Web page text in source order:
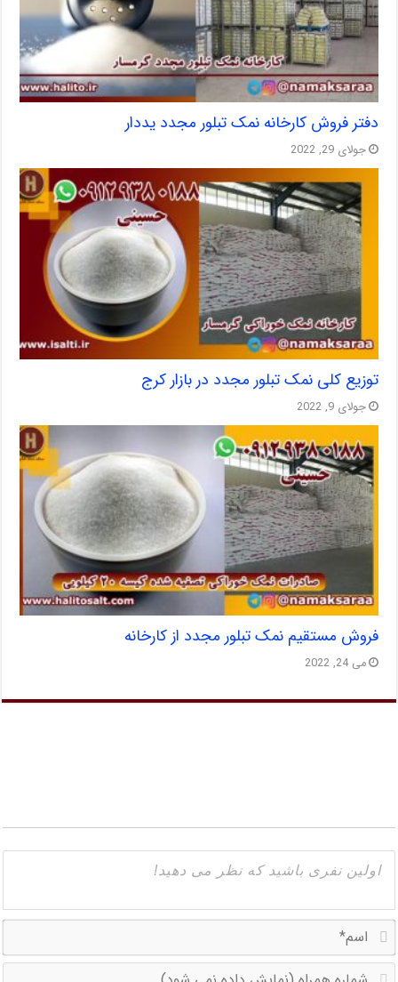
دفتر فروش کارخانه نمک تبلور مجدد یددار
جولای 29, 2022
توزیع کلی نمک تبلور مجدد در بازار کرج
جولای 9, 2022
فروش مستقیم نمک تبلور مجدد از کارخانه
می 24, 2022